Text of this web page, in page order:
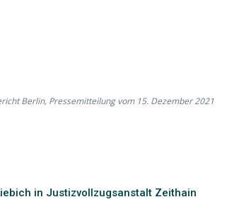
Berlin, Pressemitteilung vom 15. Dezember 2021
in Justizvollzugsanstalt Zeithain